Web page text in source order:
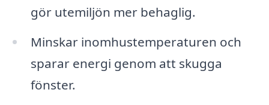
gör utemiljön mer behaglig.
Minskar inomhustemperaturen och
sparar energi genom att skugga
fönster.